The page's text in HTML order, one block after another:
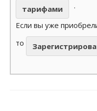
тарифами
.
Если вы уже
то